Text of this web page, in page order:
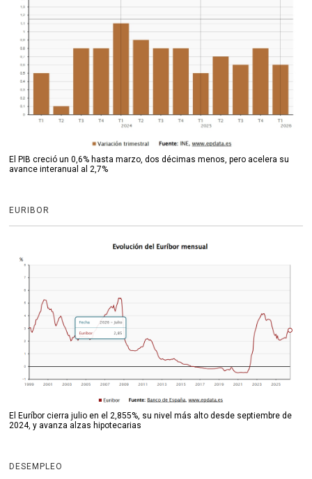
El PIB creció un 0,6% hasta marzo, dos décimas menos, pero acelera su
avance interanual al 2,7%
EURIBOR
El Euríbor cierra julio en el 2,855%, su nivel más alto desde septiembre de
2024, y avanza alzas hipotecarias
DESEMPLEO